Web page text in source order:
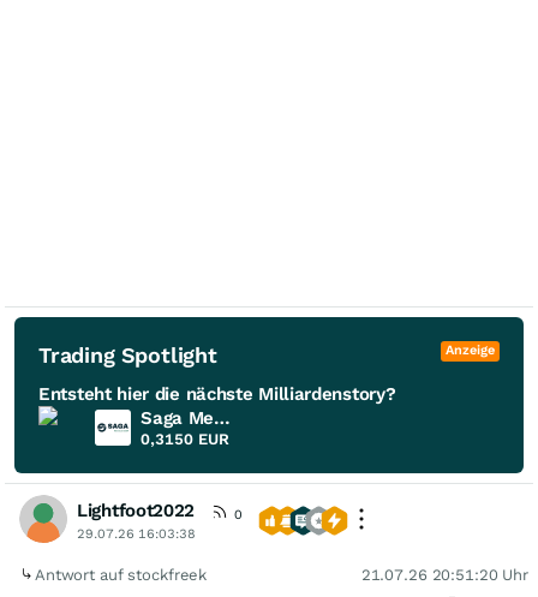
Trading Spotlight Anzeige
Entsteht hier die nächste Milliardenstory?
Saga Metals
0,3150 EUR
Lightfoot2022
0
29.07.26 16:03:38
Antwort auf stockfreek 21.07.26 20:51:20 Uhr